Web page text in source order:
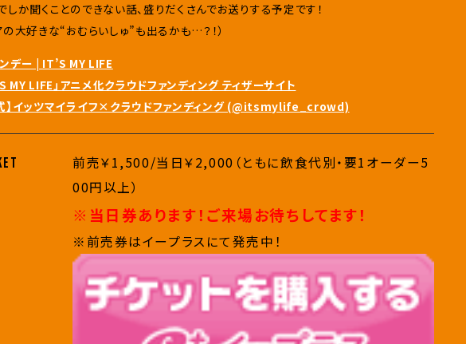
しか聞くことのできない話、盛りだくさんでお送りする予定です！
の大好きな“おむらいしゅ”も出るかも…？！）
デー | IT’S MY LIFE
MY LIFE」アニメ化クラウドファンディング ティザーサイト
】イッツマイライフ×クラウドファンディング (@itsmylife_crowd)
前売￥1,500/当日￥2,000（ともに飲食代別・要1オーダー5
00円以上）
※当日券あります！ご来場お待ちしてます！
※前売券はイープラスにて発売中！